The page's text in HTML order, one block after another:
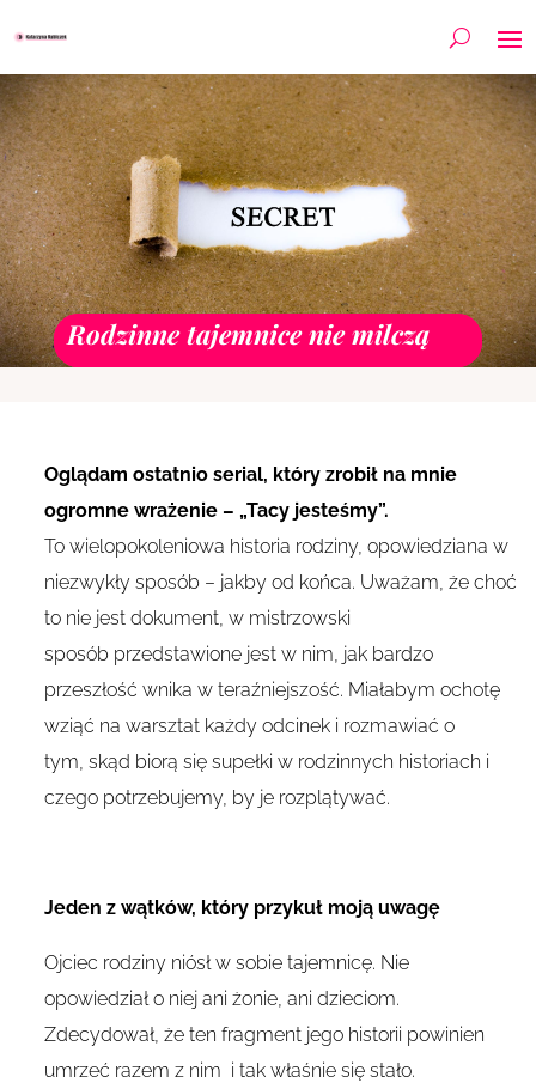
Rodzinne tajemnice nie milczą
Oglądam ostatnio serial, który zrobił na mnie
ogromne wrażenie – „Tacy jesteśmy”.
To wielopokoleniowa historia rodziny, opowiedziana w
niezwykły sposób – jakby od końca. Uważam, że choć
to nie jest dokument, w mistrzowski
sposób przedstawione jest w nim, jak bardzo
przeszłość wnika w teraźniejszość. Miałabym ochotę
wziąć na warsztat każdy odcinek i rozmawiać o
tym, skąd biorą się supełki w rodzinnych historiach i
czego potrzebujemy, by je rozplątywać.
Jeden z wątków, który przykuł moją uwagę
Ojciec rodziny niósł w sobie tajemnicę. Nie
opowiedział o niej ani żonie, ani dzieciom.
Zdecydował, że ten fragment jego historii powinien
umrzeć razem z nim i tak właśnie się stało.